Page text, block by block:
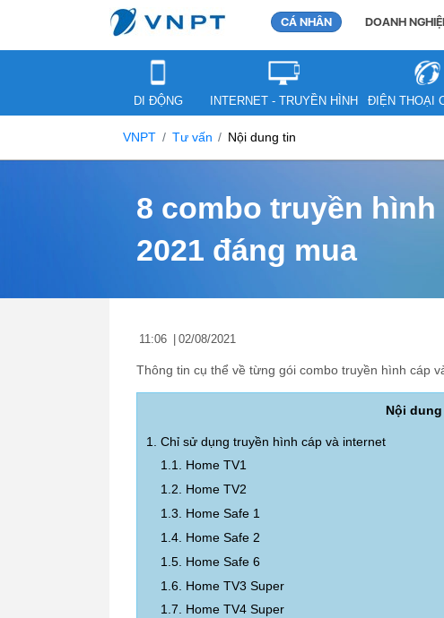
CÁ NHÂN DOANH
DI ĐỘNG INTERNET - TRUYỀN HÌNH ĐIỆN THOẠI
VNPT Tư vấn Nội dung tin
8 combo truyền
2021 đáng mua
11:06 02/08/2021
Thông tin cụ thể về từng gói combo truyền hình cáp
Nội
1. Chỉ sử dụng truyền hình cáp và internet
1.1. Home TV1
1.2. Home TV2
1.3. Home Safe 1
1.4. Home Safe 2
1.5. Home Safe 6
1.6. Home TV3 Super
1.7. Home TV4 Super